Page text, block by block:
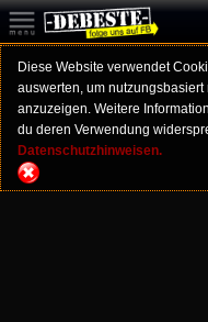
Diese Website verwendet
auswerten, um
anzuzeigen. Weitere
du deren Verwendung
Datenschutzhinweisen.